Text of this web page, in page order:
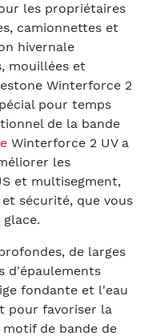
les propriétaires
camionnettes et
hivernale
mouillées et
Winterforce 2
pour temps
de la bande
Winterforce 2 UV a
les
et multisegment,
sécurité, que vous
de larges
d'épaulements
fondante et l'eau
pour favoriser la
de bande de